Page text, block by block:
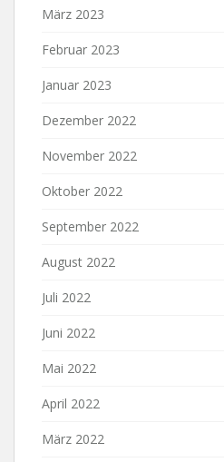
März 2023
Februar 2023
Januar 2023
Dezember 2022
November 2022
Oktober 2022
September 2022
August 2022
Juli 2022
Juni 2022
Mai 2022
April 2022
März 2022